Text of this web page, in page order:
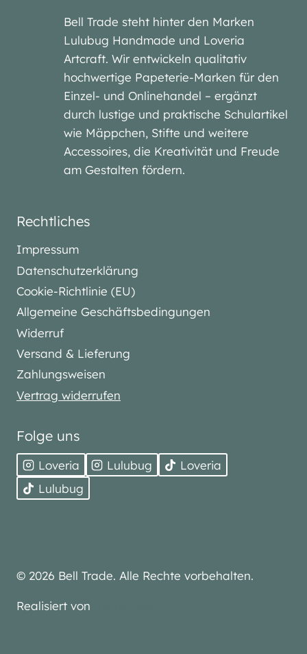
Bell Trade steht hinter den Marken
Lulubug Handmade und Loveria
Artcraft. Wir entwickeln qualitativ
hochwertige Papeterie-Marken für den
Einzel- und Onlinehandel – ergänzt
durch lustige und praktische Schulartikel
wie Mäppchen, Stifte und weitere
Accessoires, die Kreativität und Freude
am Gestalten fördern.
Rechtliches
Impressum
Datenschutzerklärung
Cookie-Richtlinie (EU)
Allgemeine Geschäftsbedingungen
Widerruf
Versand & Lieferung
Zahlungsweisen
Vertrag widerrufen
Folge uns
Loveria Lulubug
Loveria
Lulubug
© 2026 Bell Trade. Alle Rechte vorbehalten.
Realisiert von